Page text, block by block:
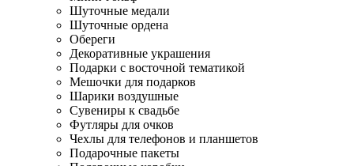
Шуточные медали
Шуточные ордена
Обереги
Декоративные украшения
Подарки с восточной тематикой
Мешочки для подарков
Шарики воздушные
Сувениры к свадьбе
Футляры для очков
Чехлы для телефонов и планшетов
Подарочные пакеты